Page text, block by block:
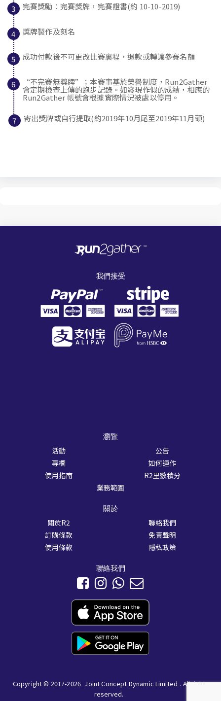
完賽獎勵：完賽獎牌，完賽證書(約 10-10-2019)
獎牌製作及刻名
成功付款後不可更改比賽裏程，退款或轉讓參賽名額
“不完賽無獎牌” ；本賽事基於榮譽制度，Run2Gather
會定期檢查上傳的跑步記錄。如發現作假的成績，相應的
Run2Gather 帳號會根據實際情況被處以停用。
寄出獎牌或自行提取(約2019年10月尾至2019年11月頭)
我們接受
瀏覽
活動
公告
專欄
如何運作
使用指南
R2里數積分
業務範圍
關於
關於R2
聯絡我們
訂購條款
免責聲明
使用條款
隱私政策
聯絡我們
Copyright © 2017-2026 Joint Concept Dynamic Limited . All rights
reserved.
此網頁使用cookies給您提升最佳網站體驗。繼續瀏覽即表示您同意根據我們
的私隱政策使用cookies。了解更多